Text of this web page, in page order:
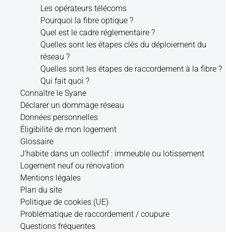
Les opérateurs télécoms
Pourquoi la fibre optique ?
Quel est le cadre réglementaire ?
Quelles sont les étapes clés du déploiement du
réseau ?
Quelles sont les étapes de raccordement à la fibre ?
Qui fait quoi ?
Connaître le Syane
Déclarer un dommage réseau
Données personnelles
Éligibilité de mon logement
Glossaire
J’habite dans un collectif : immeuble ou lotissement
Logement neuf ou rénovation
Mentions légales
Plan du site
Politique de cookies (UE)
Problématique de raccordement / coupure
Questions fréquentes